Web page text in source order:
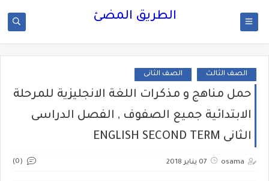
الطريق المضئ
الصف الثالث الصف الثانى
حمل مناهج و مذكرات اللغة الانجليزية للمرحلة
الابتدائية جميع الصفوف , الفصل الدراسى
الثانى ENGLISH SECOND TERM
osama 07 يناير 2018 (0)